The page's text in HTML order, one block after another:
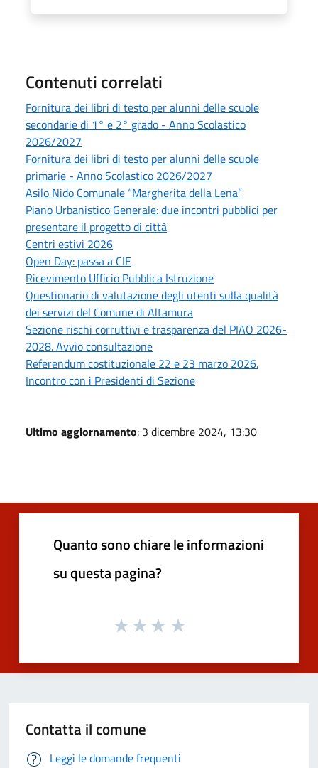
Contenuti correlati
Fornitura dei libri di testo per alunni delle scuole
secondarie di 1° e 2° grado - Anno Scolastico
2026/2027
Fornitura dei libri di testo per alunni delle scuole
primarie - Anno Scolastico 2026/2027
Asilo Nido Comunale “Margherita della Lena”
Piano Urbanistico Generale: due incontri pubblici per
presentare il progetto di città
Centri estivi 2026
Open Day: passa a CIE
Ricevimento Ufficio Pubblica Istruzione
Questionario di valutazione degli utenti sulla qualità
dei servizi del Comune di Altamura
Sezione rischi corruttivi e trasparenza del PIAO 2026-
2028. Avvio consultazione
Referendum costituzionale 22 e 23 marzo 2026.
Incontro con i Presidenti di Sezione
Ultimo aggiornamento: 3 dicembre 2024, 13:30
Quanto sono chiare le informazioni
su questa pagina?
Contatta il comune
Leggi le domande frequenti